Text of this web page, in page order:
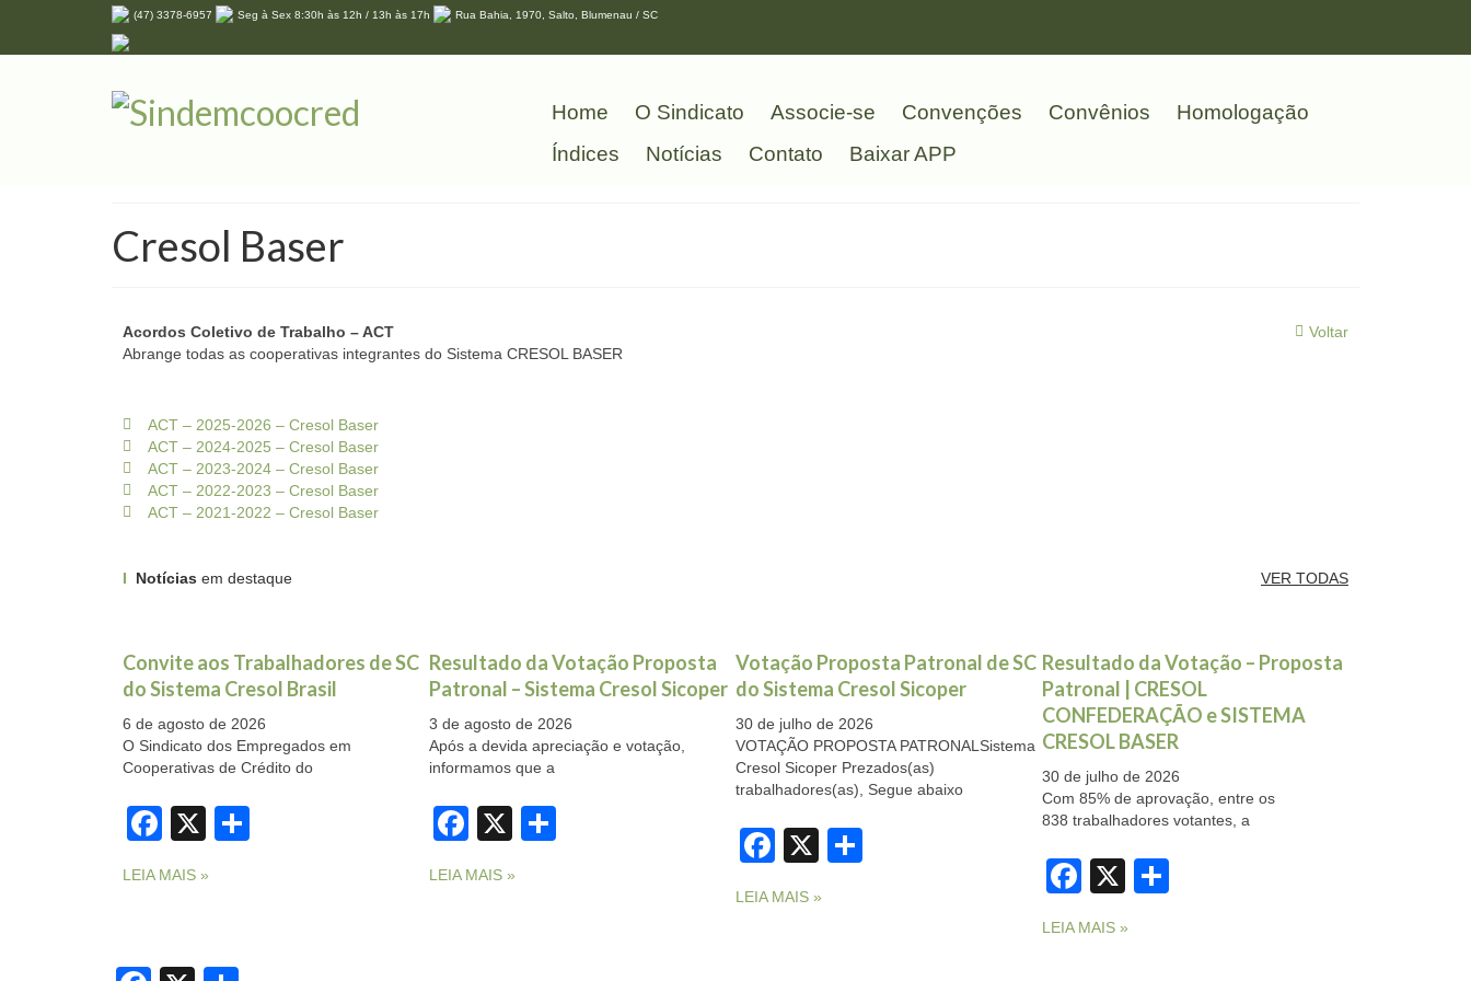
(47) 3378-6957 Seg à Sex 8:30h às 12h / 13h às 17h Rua Bahia, 1970, Salto, Blumenau / SC
Home O Sindicato Associe-se Convenções Convênios
Homologação
Índices
Notícias Contato Baixar APP
Cresol Baser
Acordos Coletivo de Trabalho – ACT
Abrange todas as cooperativas integrantes do Sistema CRESOL BASER
Voltar
ACT – 2025-2026 – Cresol Baser
ACT – 2024-2025 – Cresol Baser
ACT – 2023-2024 – Cresol Baser
ACT – 2022-2023 – Cresol Baser
ACT – 2021-2022 – Cresol Baser
I Notícias em destaque VER TODAS
Convite aos Trabalhadores de SC
do Sistema Cresol Brasil
6 de agosto de 2026
O Sindicato dos Empregados em
Cooperativas de Crédito do
Facebook
X
LEIA MAIS »
Resultado da Votação Proposta
Patronal – Sistema Cresol Sicoper
3 de agosto de 2026
Após a devida apreciação e votação,
informamos que a
Facebook
X
LEIA MAIS »
Votação Proposta Patronal de SC
do Sistema Cresol Sicoper
30 de julho de 2026
VOTAÇÃO PROPOSTA PATRONALSistema
Cresol Sicoper Prezados(as)
trabalhadores(as), Segue abaixo
Facebook
X
LEIA MAIS »
Resultado da Votação – Proposta
Patronal | CRESOL
CONFEDERAÇÃO e SISTEMA
CRESOL BASER
30 de julho de 2026
Com 85% de aprovação, entre os
838 trabalhadores votantes, a
Facebook
X
LEIA MAIS »